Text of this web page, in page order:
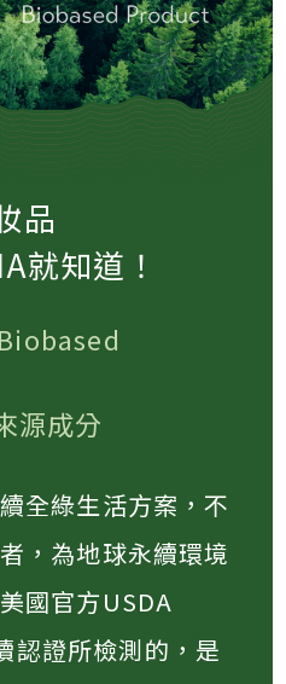
品
就知道！
源成分
全綠生活方案，不
，為地球永續環境
國官方USDA
證所檢測的，是